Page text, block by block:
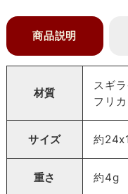
商品説明
材質
スギ
フリカ
サイズ 約
重さ 約4g